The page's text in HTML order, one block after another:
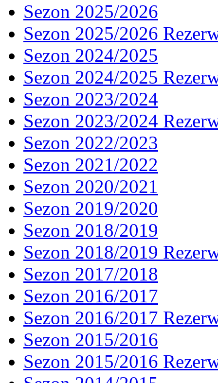
Sezon 2025/2026
Sezon 2025/2026
Sezon 2024/2025
Sezon 2024/2025
Sezon 2023/2024
Sezon 2023/2024
Sezon 2022/2023
Sezon 2021/2022
Sezon 2020/2021
Sezon 2019/2020
Sezon 2018/2019
Sezon 2018/2019
Sezon 2017/2018
Sezon 2016/2017
Sezon 2016/2017
Sezon 2015/2016
Sezon 2015/2016